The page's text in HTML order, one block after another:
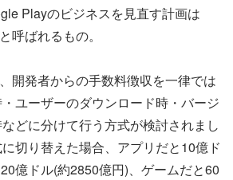
Playのビジネスを見直す計画は
呼ばれるもの。
開発者からの手数料徴収を一律では
ユーザーのダウンロード時・バージ
どに分けて行う方式が検討されまし
切り替えた場合、アプリだと10億ド
億ドル(約2850億円)、ゲームだと60